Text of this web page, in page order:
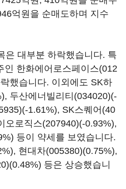
억원을 순매도하며 지수
은 대부분 하락했습니다. 특
인 한화에어로스페이스(012
했습니다. 이외에도 SK하
두산에너빌리티(034020)(-
(-1.61%), SK스퀘어(40
오로직스(207940)(-0.93%),
등이 약세를 보였습니다.
현대차(005380)(0.75%),
(0.48%) 등은 상승했습니